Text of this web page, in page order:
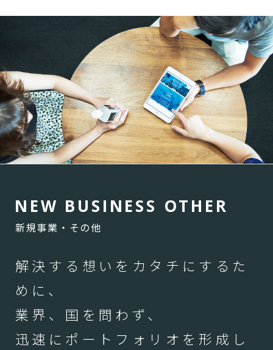
N EW BUSI NESS OTH ER
新規事業・その他
解決する想いをカタチにするた
めに、
業界、国を問わず、
迅速にポートフォリオを形成し